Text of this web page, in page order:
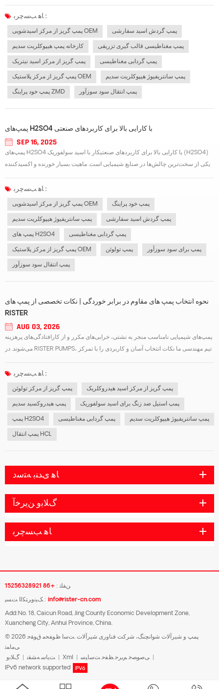
ﺎﻫ ﺐﺴﭼﺮﺑ :
پمپ گریز از مرکز اسیدشویی OEM پمپ گردش اسید سفارشی
کارخانه پمپ هیپوکلریت سدیم پمپ مغناطیسی قالب گیری تزریقی
پمپ گریز از مرکز اسید نیتریک پمپ گردابی مغناطیسی
پمپ گریز از مرکز پلاستیک OEM پمپ سانتریفیوژ هیپوکلریت سدیم
پمپ خود پراینگ ZMD پمپ انتقال سود سوزآور
پمپ‌های H2SO4 با کارایی بالا برای کاربردهای صنعتی
SEP 16, 2025
پمپ‌های H2SO4 با کارایی بالا برای کاربردهای صنعتیکار با اسید سولفوریک (H2SO4)
یکی از سخت‌ترین چالش‌ها در صنایع شیمیایی است. ماهیت بسیار خورنده و اکسیدکننده
ﺎﻫ ﺐﺴﭼﺮﺑ :
پمپ گریز از مرکز اسیدشویی OEM پمپ خود پراینگ
پمپ سانتریفیوژ هیپوکلریت سدیم پمپ گردش اسید سفارشی
پمپ های H2SO4 پمپ گردابی مغناطیسی
پمپ گریز از مرکز پلاستیک OEM پمپ تولوئن پمپ برای سود سوزآور
پمپ انتقال سود سوزآور
نحوه انتخاب پمپ های مقاوم در برابر خوردگی | نکات تخصصی از پمپ های
RISTER
AUG 03, 2026
پمپ‌های شیمیایی نامناسب منجر به نشتی، خرابی‌های مکرر و از کارافتادگی‌های پرهزینه
می‌شوند. در RISTER PUMPS، تیم مهندسی ما نکات انتخاب آسان و کاربردی را با تمرکز
ﺎﻫ ﺐﺴﭼﺮﺑ :
پمپ گریز از مرکز تولوئن پمپ گریز از مرکز اسید هیدروکلریک
پمپ هیدروکسید سدیم پمپ استیل ضد زنگ برای اسید سولفوریک
پمپ H2SO4 پمپ گردابی مغناطیسی پمپ سانتریفیوژ هیپوکلریت سدیم
پمپ انتقال HCL
ﺎﻫ ﯼﺪﻨﺑ ﻪﺘﺳﺩ
ﮒﻼ ﺑﻭ ﻦﯾﺮﺧﺁ
ﺎﻫ ﺐﺴﭼﺮﺑ
ﻦﻔﻠﺗ : +86 15256328921
ﮏﯿﻧﻭﺮﺘﮑﻟﺍ ﺖﺴﭘ : info@rister-cn.com
Add:No. 18, Caicun Road, Jing County Economic Development Zone,
Xuancheng City, Anhui Province, China.
© 2026 پمپ و شیرآلات شوانچنگ، شرکت فناوری شیرآلات .ﺖﺳﺍ ﻅﻮﻔﺤﻣ ﻕﻮﻘﺣ
ﯽﻣﺎﻤﺗ
ﮒﻼ ﺑﻭ
ﺖﯾﺎﺳ ﻪﺸﻘﻧ Xml ﯽﺻﻮﺼﺧ ﻢﯾﺮﺣ ﻆﻔﺣ ﺖﺳﺎﯿﺳ
IPv6 network supported